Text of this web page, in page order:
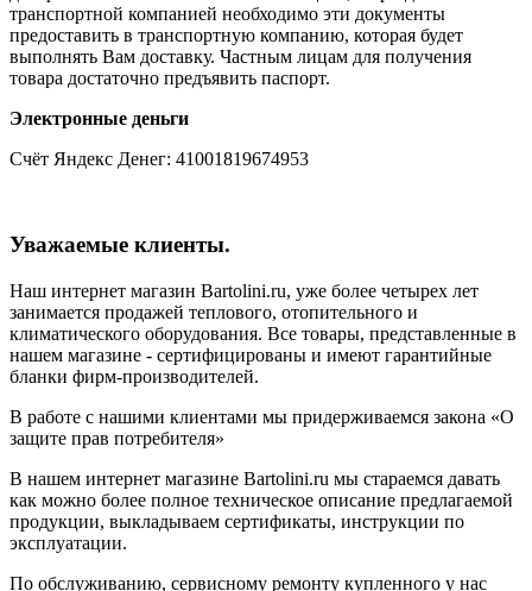
транспортной компанией необходимо эти документы
предоставить в транспортную компанию, которая будет
выполнять Вам доставку. Частным лицам для получения
товара достаточно предъявить паспорт.
Электронные деньги
Счёт Яндекс Денег: 41001819674953
Уважаемые клиенты.
Наш интернет магазин Bartolini.ru, уже более четырех лет
занимается продажей теплового, отопительного и
климатического оборудования. Все товары, представленные в
нашем магазине - сертифицированы и имеют гарантийные
бланки фирм-производителей.
В работе с нашими клиентами мы придерживаемся закона «О
защите прав потребителя»
В нашем интернет магазине Bartolini.ru мы стараемся давать
как можно более полное техническое описание предлагаемой
продукции, выкладываем сертификаты, инструкции по
эксплуатации.
По обслуживанию, сервисному ремонту купленного у нас